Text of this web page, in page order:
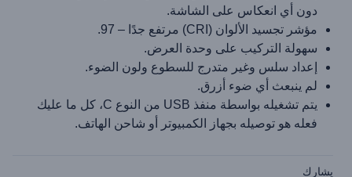
دون أي انعكاس على الشاشة.
مؤشر تجسيد الألوان (CRI) مرتفع جدًا – 97.
سهولة التركيب على وحدة العرض.
إعداد سلس وغير متدرج للسطوع ولون الضوء.
لم ينبعث أي ضوء أزرق.
يتم تشغيله بواسطة منفذ USB من النوع C، كل ما عليك
فعله هو توصيله بجهاز الكمبيوتر أو شاحن الهاتف.
يشارك